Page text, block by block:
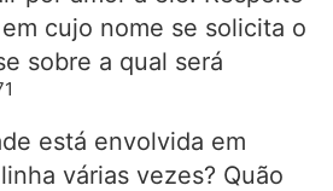
cujo nome se solicita o
sobre a qual será
está envolvida em
várias vezes? Quão